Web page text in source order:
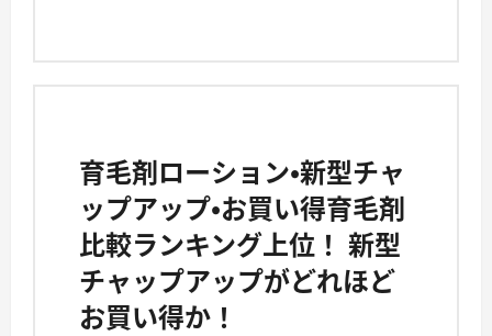
育毛剤ローション・新型チャ
ップアップ・お買い得育毛剤
比較ランキング上位！ 新型
チャップアップがどれほど
お買い得か！